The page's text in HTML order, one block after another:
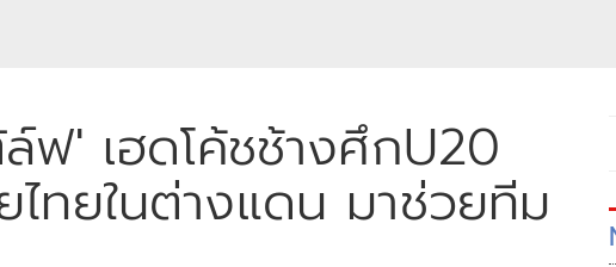
ฟ' เฮดโค้ชช้างศึกU20
ไทยในต่างแดน มาช่วยทีม